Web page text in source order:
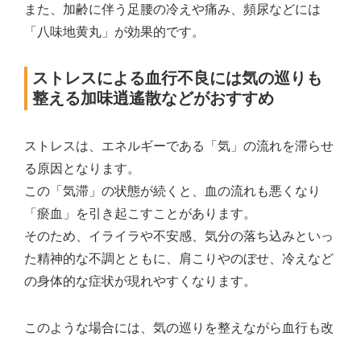
また、加齢に伴う足腰の冷えや痛み、頻尿などには
「八味地黄丸」が効果的です。
ストレスによる血行不良には気の巡りも
整える加味逍遙散などがおすすめ
ストレスは、エネルギーである「気」の流れを滞らせ
る原因となります。
この「気滞」の状態が続くと、血の流れも悪くなり
「瘀血」を引き起こすことがあります。
そのため、イライラや不安感、気分の落ち込みといっ
た精神的な不調とともに、肩こりやのぼせ、冷えなど
の身体的な症状が現れやすくなります。
このような場合には、気の巡りを整えながら血行も改